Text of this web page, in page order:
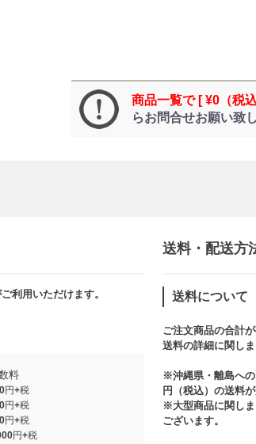
商品一覧で [ ¥0（税
らお問合せお願い致
利用いただけます。​​
料
円+税
円+税
円+税
円+税​
送料・配送方
送料について
ご注文商品の合計
送料の詳細に関し
※沖縄県・離島へ
円（税込）の送料
※大型商品に関し
ございます。​